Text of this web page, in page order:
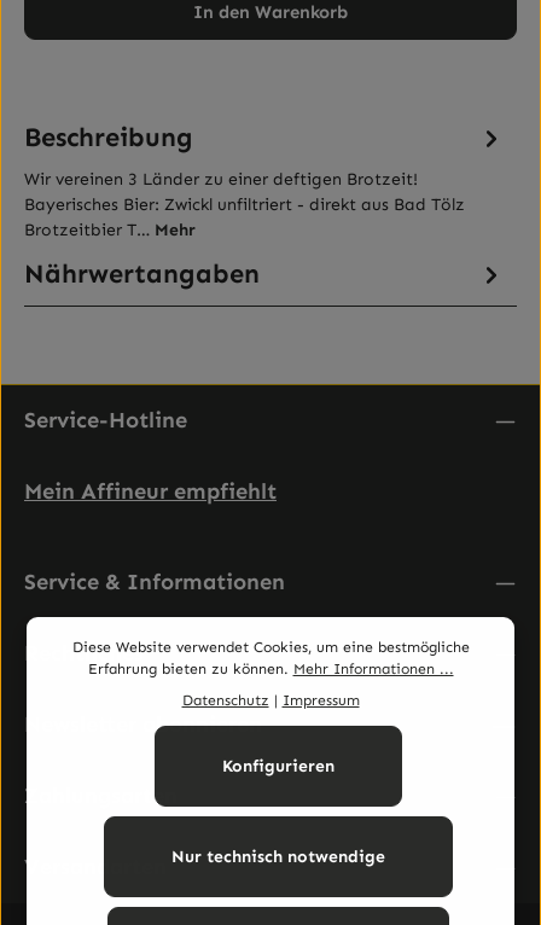
In den Warenkorb
Beschreibung
Wir vereinen 3 Länder zu einer deftigen Brotzeit!
Bayerisches Bier: Zwickl unfiltriert - direkt aus Bad Tölz
Brotzeitbier T… Mehr
Nährwertangaben
Service-Hotline
Mein Affineur empfiehlt
Service & Informationen
Rechtliches
Newsletter abonnieren
Zahlungsarten
Versandarten
Diese Website verwendet Cookies, um eine bestmögliche
Erfahrung bieten zu können. Mehr Informationen ...
Datenschutz | Impressum
Nur technisch notwendige
Konfigurieren